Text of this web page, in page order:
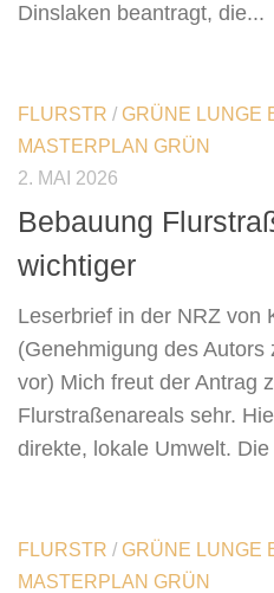
Dinslaken beantragt, die...
FLURSTR / GRÜNE LUNGE
MASTERPLAN GRÜN
2. MAI 2026
Bebauung
wichtiger
Leserbrief in der NRZ von
(Genehmigung des
vor) Mich freut der Antrag
Flurstraßenareals sehr.
direkte, lokale Umwelt.
FLURSTR / GRÜNE LUNGE
MASTERPLAN GRÜN